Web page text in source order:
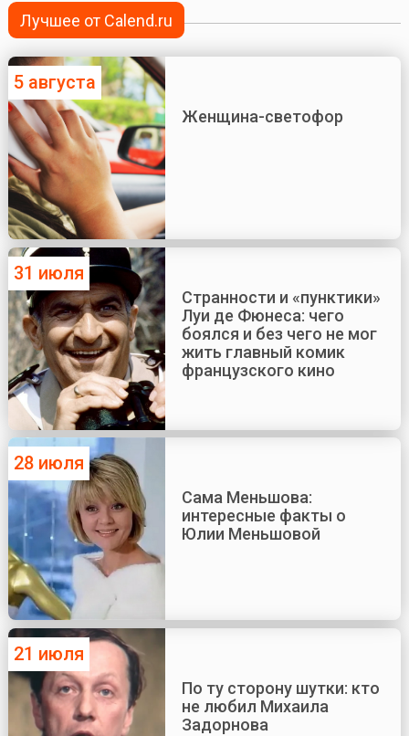
Лучшее от Calend.ru
5 августа
Женщина-светофор
31 июля
Странности и «пунктики»
Луи де Фюнеса: чего
боялся и без чего не мог
жить главный комик
французского кино
28 июля
Сама Меньшова:
интересные факты о
Юлии Меньшовой
21 июля
По ту сторону шутки: кто
не любил Михаила
Задорнова